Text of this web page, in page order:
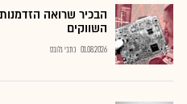
הבכיר שרואה
השווקים
01.08.2026 כתבי גלובס